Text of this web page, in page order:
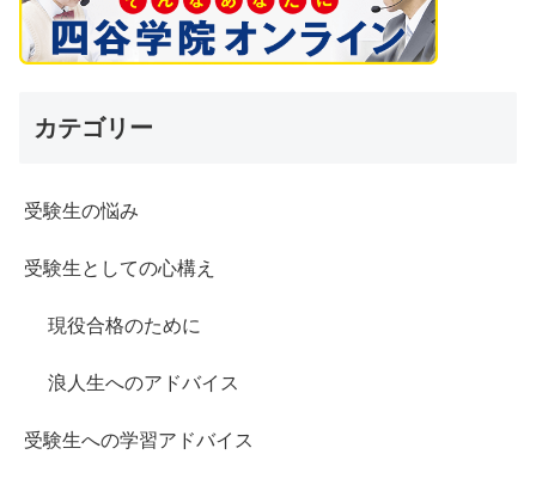
カテゴリー
受験生の悩み
受験生としての心構え
現役合格のために
浪人生へのアドバイス
受験生への学習アドバイス